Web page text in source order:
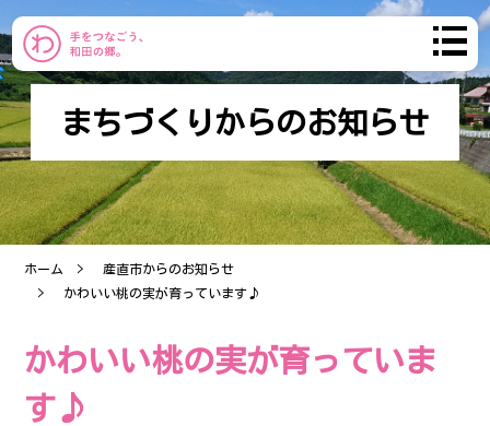
わだのまち
まちづくり
おしらせ
産直市
まちづくりからのお知らせ
ホーム
産直市からのお知らせ
かわいい桃の実が育っています♪
かわいい桃の実が育っていま
す♪